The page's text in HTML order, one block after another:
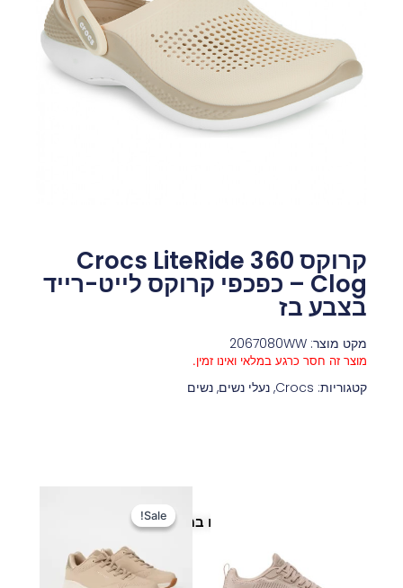
קרוקס Crocs LiteRide 360
Clog – כפכפי קרוקס לייט-רייד
בצבע בז
מקט מוצר: 2067080WW
מוצר זה חסר כרגע במלאי ואינו זמין.
קטגוריות: Crocs
, נעלי נשים, נשים
פריטים נוספים במיוחד בשבילך
Sale!
Sale!
400 ₪.
259 ₪.